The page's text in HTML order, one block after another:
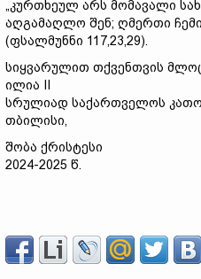
„კურთხეულ არს მომავალი
აღგამაღლო შენ; ღმერთი ჩემი
(ფსალმუნნი 117,23,29).
სიყვარულით თქვენთვის
ილია II
სრულიად საქართველოს
თბილისი,
შობა ქრისტესი
2024-2025 წ.